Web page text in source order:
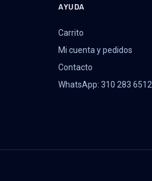
AYUDA
Carrito
Mi cuenta y pedidos
Contacto
WhatsApp: 310 283 6512